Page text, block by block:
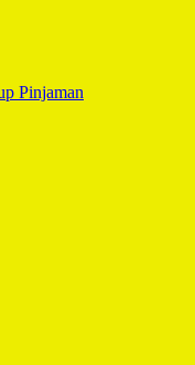
Pinjaman